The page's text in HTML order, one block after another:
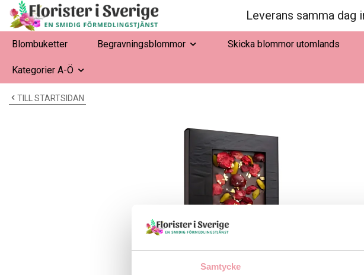
Samtycke
Leverans samma dag
Blombuketter Begravningsblommor Skicka blommor utomlands
Kategorier A-Ö
TILL STARTSIDAN